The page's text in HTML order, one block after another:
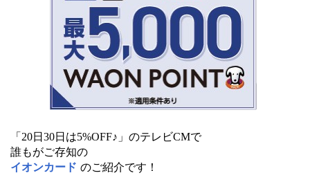
「20日30日は5%OFF♪」のテレビCMで
誰もがご存知の
イオンカード のご紹介です！